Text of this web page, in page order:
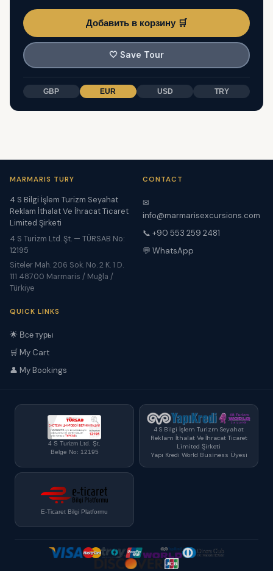
Добавить в корзину 🛒
🤍 Save Tour
GBP EUR USD TRY
MARMARIS TURY
4 S Bilgi İşlem Turizm Seyahat
Reklam İthalat Ve İhracat Ticaret
Limited Şirketi
4 S Turizm Ltd. Şt. — TÜRSAB No:
12195
Siteler Mah. 206 Sok. No. 2 K. 1 D.
111 48700 Marmaris / Muğla /
Türkiye
CONTACT
✉
info@marmarisexcursions.com
📞 +90 553 259 2481
💬 WhatsApp
QUICK LINKS
🌟 Все туры
🛒 My Cart
👤 My Bookings
4 S Turizm Ltd. Şt.
Belge No: 12195
4 S Bilgi İşlem Turizm Seyahat
Reklam İthalat Ve İhracat Ticaret
Limited Şirketi
Yapı Kredi World Business Üyesi
E-Ticaret Bilgi Platformu